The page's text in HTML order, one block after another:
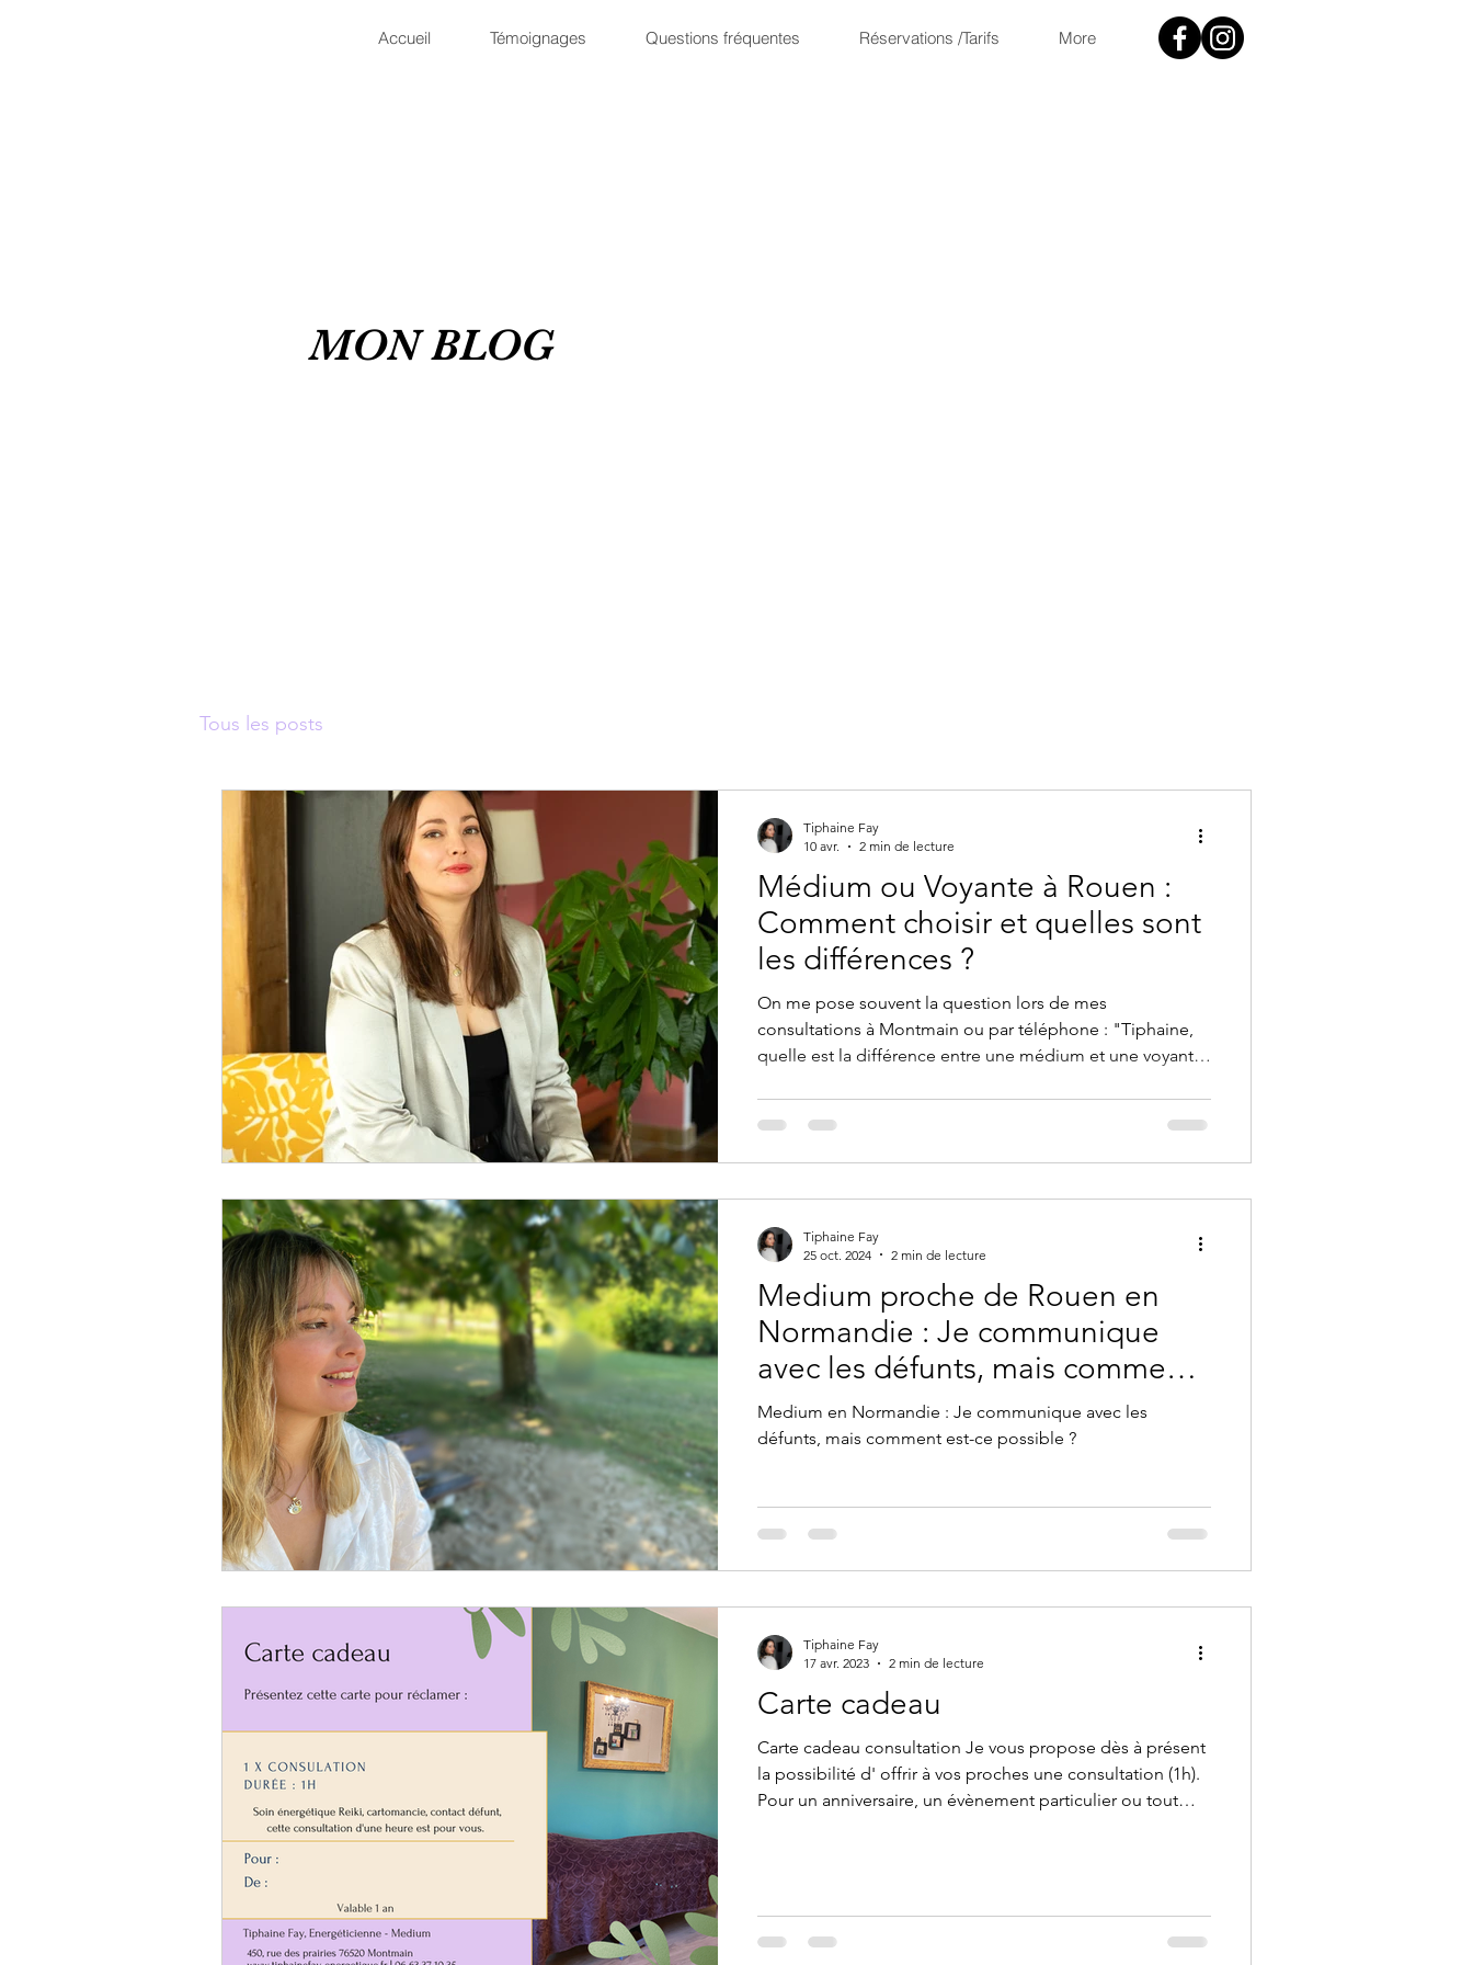
Accueil Témoignages Questions fréquentes Réservations /Tarifs More
MON BLOG
Tous les posts
Médium ou Voyante à Rouen :
Comment choisir et quelles sont
les différences ?
On me pose souvent la question lors de mes
consultations à Montmain ou par téléphone : "Tiphaine,
quelle est la différence entre une médium et une voyante
médium sérieuse à Rouen ou en Normandie, il est
essentiel de comprendre quel accompagnement
tiphaine-f
Tiphaine Fay
10 avr.
2 min de lecture
Medium proche de Rouen en
Normandie : Je communique
avec les défunts, mais comment
est-ce possible ?
Medium en Normandie : Je communique avec les
défunts, mais comment est-ce possible ?
Tiphaine Fay
25 oct. 2024
2 min de lecture
Carte cadeau
Carte cadeau consultation Je vous propose dès à présent
la possibilité d' offrir à vos proches une consultation (1h).
Pour un anniversaire, un évènement particulier ou tout
encore passer de la bonne résolution à l’action ! Les
Tiphaine Fay
17 avr. 2023
2 min de lecture